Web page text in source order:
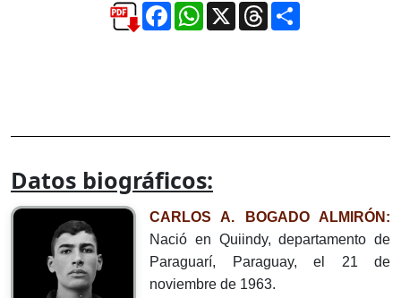
FacebookWhatsApp
X ThreadsCompartir
Datos biográficos:
CARLOS A. BOGADO ALMIRÓN:
Nació en Quiindy, departamento de
Paraguarí, Paraguay, el 21 de
noviembre de 1963.